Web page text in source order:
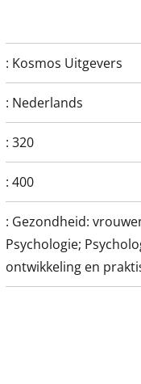
: Kosmos Uitgevers
: Nederlands
:320
:400
: Gezondheid:
Psychologie;
ontwikkeling en